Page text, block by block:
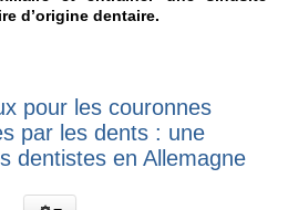
d’origine dentaire.
pour les couronnes
par les dents : une
dentistes en Allemagne